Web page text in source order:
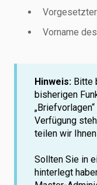
Vorgesetzter
Vorname
Hinweis: Bitte
bisherigen
Verfügung
teilen wir
Sollten Sie in
hinterlegt